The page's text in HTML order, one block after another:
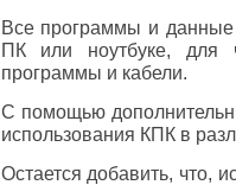
Все программы и
ПК или ноутбуке, для
программы и кабели.
С помощью
использования КПК в
Остается добавить, что,